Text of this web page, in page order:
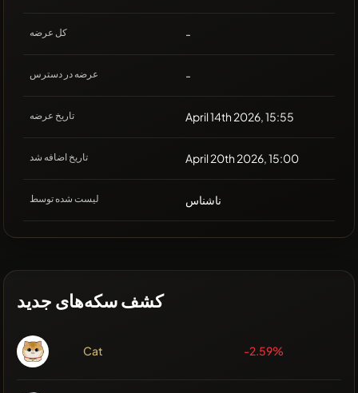
کل عرضه -
عرضه در دسترس -
تاریخ عرضه April 14th 2026, 15:55
تاریخ اضافه شد April 20th 2026, 15:00
لیست شده توسط ناشناس
کشف سکه‌های جدید
Cat -2.59%